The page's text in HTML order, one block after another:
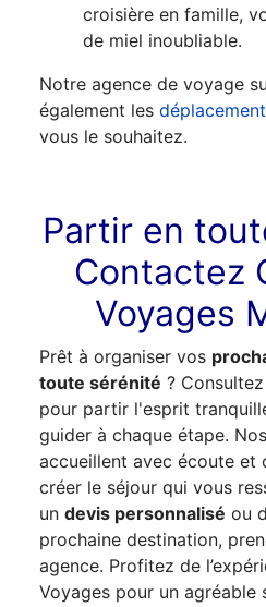
croisière en famille,
de miel inoubliable.
Notre agence de voyage
également les
vous le souhaitez.
Partir en
Contactez
Voyages
Prêt à organiser vos
toute sérénité ?
pour partir l'esprit
guider à chaque étape.
accueillent avec écoute et
créer le séjour qui vous
un devis personnalisé ou
prochaine destination,
agence. Profitez de
Voyages pour un agréable